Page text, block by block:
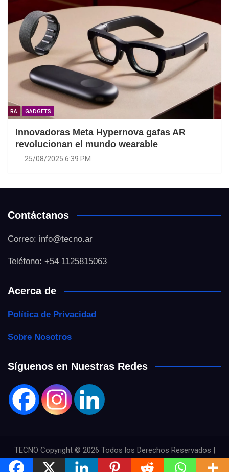
RA GADGETS
Innovadoras Meta Hypernova gafas AR
revolucionan el mundo wearable
25/08/2025 6:39 PM
Contáctanos
Correo: info@tecno.ar
Teléfono: +54 1125815063
Acerca de
Política de Privacidad
Sobre Nosotros
Síguenos en Nuestras Redes
TECNO Copyright © 2026 Todos los Derechos Reservados |
Theme byMantraBrain